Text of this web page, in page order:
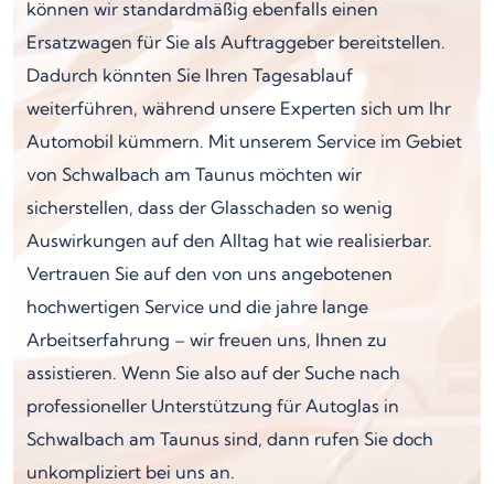
können wir standardmäßig ebenfalls einen
Ersatzwagen für Sie als Auftraggeber bereitstellen.
Dadurch könnten Sie Ihren Tagesablauf
weiterführen, während unsere Experten sich um Ihr
Automobil kümmern. Mit unserem Service im Gebiet
von Schwalbach am Taunus möchten wir
sicherstellen, dass der Glasschaden so wenig
Auswirkungen auf den Alltag hat wie realisierbar.
Vertrauen Sie auf den von uns angebotenen
hochwertigen Service und die jahre lange
Arbeitserfahrung – wir freuen uns, Ihnen zu
assistieren. Wenn Sie also auf der Suche nach
professioneller Unterstützung für Autoglas in
Schwalbach am Taunus sind, dann rufen Sie doch
unkompliziert bei uns an.